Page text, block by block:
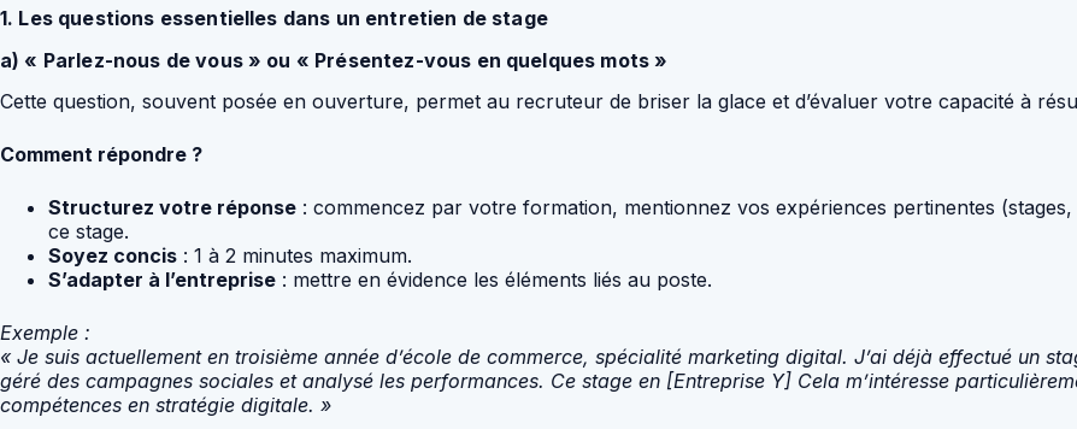
1. Les questions essentielles dans un entretien de stage
a) « Parlez-nous de vous » ou « Présentez-vous en quelques mots »
Cette question, souvent posée en ouverture, permet au recruteur de briser la glace et d’évaluer votre capacité à
Comment répondre ?
Structurez votre réponse : commencez par votre formation, mentionnez vos expériences pertinentes
ce stage.
Soyez concis : 1 à 2 minutes maximum.
S’adapter à l’entreprise : mettre en évidence les éléments liés au poste.
Exemple :
« Je suis actuellement en troisième année d’école de commerce, spécialité marketing digital. J’ai déjà effectué un
géré des campagnes sociales et analysé les performances. Ce stage en [Entreprise Y] Cela m’intéresse
compétences en stratégie digitale. »